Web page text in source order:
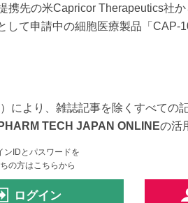
先の米Capricor Therapeutics社
して申請中の細胞医療製品「CAP-
により、雑誌記事を除くすべての
PHARM TECH JAPAN ONLINEの活
ンIDとパスワードを
の方はこちらから
ログイン